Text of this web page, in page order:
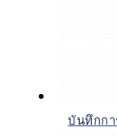
บันทึกก